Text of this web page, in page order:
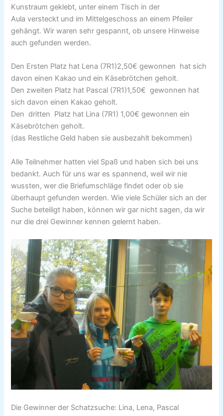
Kunstraum geklebt, unter einem Tisch in der
Aula versteckt und im Mittelgeschoss an einem Pfeiler
gehängt. Wir waren sehr gespannt, ob unsere Hinweise
auch gefunden werden.
Den Ersten Platz hat Lena (7R1)2,50€ gewonnen hat sich
davon einen Kakao und ein Käsebrötchen geholt.
Den zweiten Platz hat Pascal (7R1)1,50€ gewonnen hat
sich davon einen Kakao geholt.
Den dritten Platz hat Lina (7R1) 1,00€ gewonnen ein
Käsebrötchen geholt.
(das Restliche Geld haben sie ausbezahlt bekommen)
Alle Teilnehmer hatten viel Spaß und haben sich bei uns
bedankt. Auch für uns war es spannend, weil wir nie
wussten, wer die Briefumschläge findet oder ob sie
überhaupt gefunden werden. Wie viele Schüler sich an der
Suche beteiligt haben, können wir gar nicht sagen, da wir
nur die drei Gewinner kennen gelernt haben.
Die Gewinner der Schatzsuche: Lina, Lena, Pascal